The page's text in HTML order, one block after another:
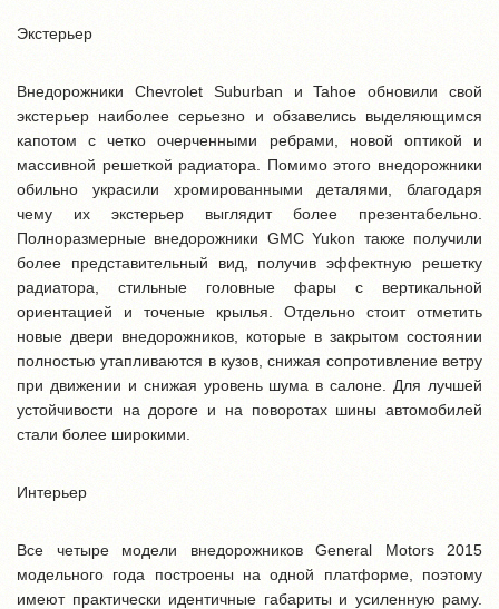
Экстерьер
Внедорожники Chevrolet Suburban и Tahoe обновили свой
экстерьер наиболее серьезно и обзавелись выделяющимся
капотом с четко очерченными ребрами, новой оптикой и
массивной решеткой радиатора. Помимо этого внедорожники
обильно украсили хромированными деталями, благодаря
чему их экстерьер выглядит более презентабельно.
Полноразмерные внедорожники GMC Yukon также получили
более представительный вид, получив эффектную решетку
радиатора, стильные головные фары с вертикальной
ориентацией и точеные крылья. Отдельно стоит отметить
новые двери внедорожников, которые в закрытом состоянии
полностью утапливаются в кузов, снижая сопротивление ветру
при движении и снижая уровень шума в салоне. Для лучшей
устойчивости на дороге и на поворотах шины автомобилей
стали более широкими.
Интерьер
Все четыре модели внедорожников General Motors 2015
модельного года построены на одной платформе, поэтому
имеют практически идентичные габариты и усиленную раму.